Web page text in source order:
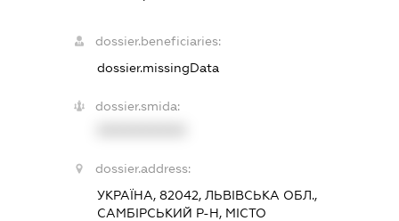
dossier.beneficiaries:
dossier.missingData
dossier.smida:
dossier.address:
УКРАЇНА, 82042, ЛЬВІВСЬКА ОБЛ.,
САМБІРСЬКИЙ Р-Н, МІСТО